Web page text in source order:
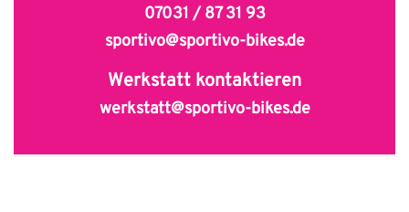
07031 / 87 31 93
sportivo@sportivo-bikes.de
Werkstatt kontaktieren
werkstatt@sportivo-bikes.de